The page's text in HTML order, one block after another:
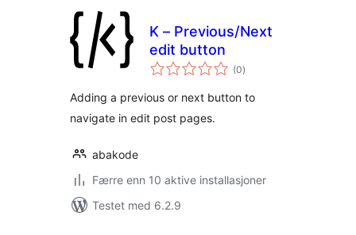
K – Previous/Next
edit button
(0totale
vurderinger
)
Adding a previous or next button to
navigate in edit post pages.
abakode
Færre enn 10 aktive installasjoner
Testet med 6.2.9